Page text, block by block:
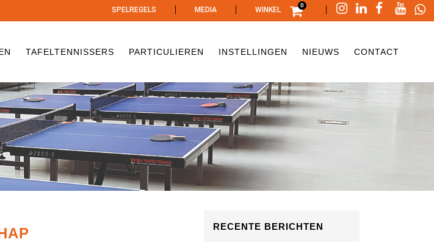
SPELREGELS | MEDIA | WINKEL
0 |
TAFELTENNISSERS PARTICULIEREN INSTELLINGEN NIEUWS CONTACT
RECENTE BERICHTEN